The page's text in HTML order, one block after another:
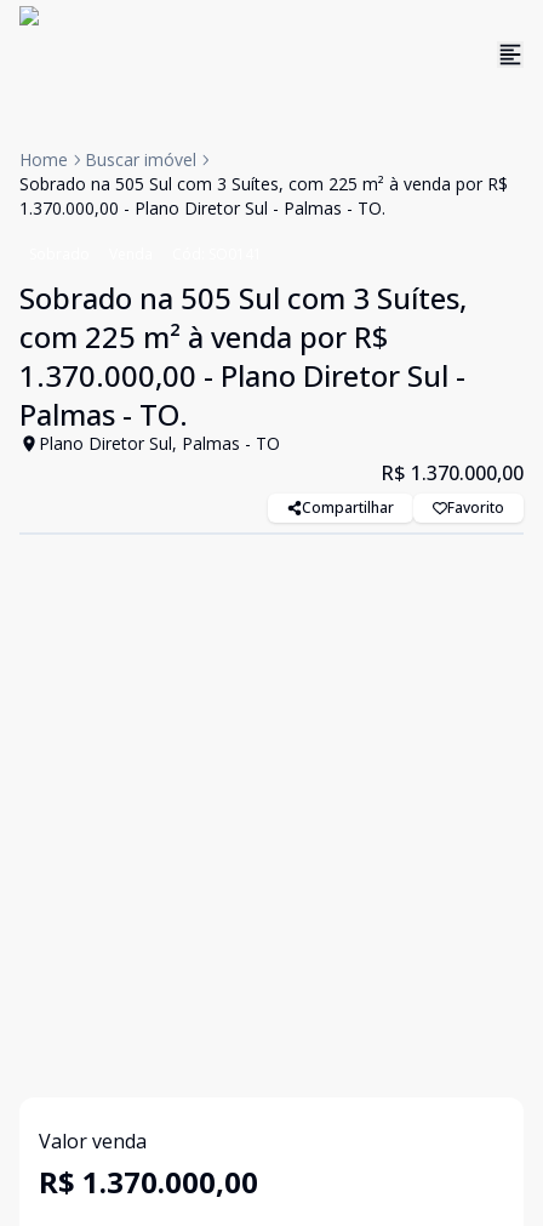
Home
Buscar imóvel
Sobrado na 505 Sul com 3 Suítes, com 225 m² à venda por R$
1.370.000,00 - Plano Diretor Sul - Palmas - TO.
Sobrado na 505 Sul com 3 Suítes,
com 225 m² à venda por R$
1.370.000,00 - Plano Diretor Sul -
Palmas - TO.
Plano Diretor Sul, Palmas - TO
R$ 1.370.000,00
Compartilhar Favorito
Valor venda
R$ 1.370.000,00